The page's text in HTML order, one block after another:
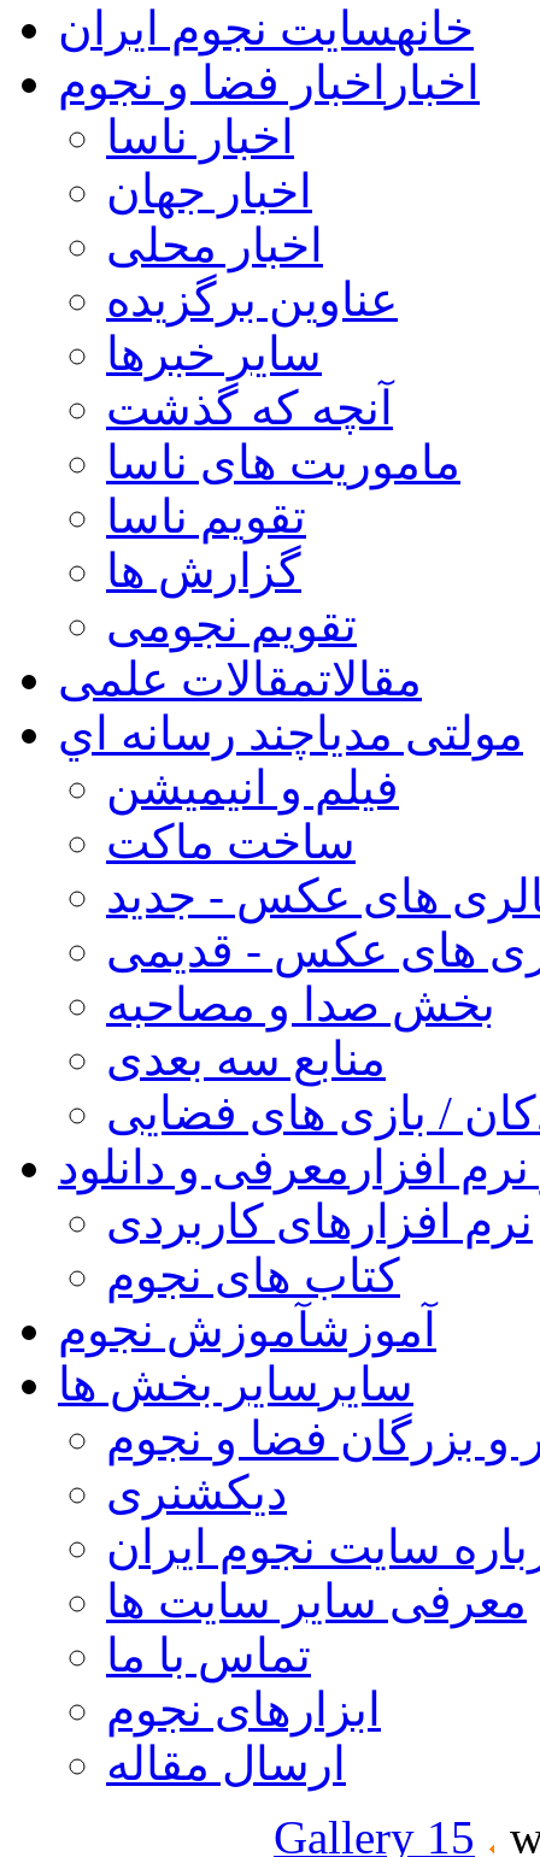
خانهسایت نجوم ایران
اخبار اخبار فضا و نجوم
اخبار ناسا
اخبار جهان
اخبار محلی
عناوین برگزیده
سایر خبرها
آنچه که گذشت
ماموریت های ناسا
تقویم ناسا
گزارش ها
تقویم نجومی
مقالاتمقالات علمی
مولتی مدیاچند رسانه اي
فیلم و انیمیشن
ساخت ماکت
های عکس - جدید
های عکس - قدیمی
بخش صدا و مصاحبه
منابع سه بعدی
/ بازی های فضایی
افزار معرفی و دانلود
نرم افزارهای کاربردی
کتاب های نجوم
آموزشآموزش نجوم
سایر سایر بخش ها
و بزرگان فضا و نجوم
دیکشنری
سایت نجوم ایران
معرفی سایر سایت ها
تماس با ما
ابزارهای نجوم
ارسال مقاله
Gallery 15